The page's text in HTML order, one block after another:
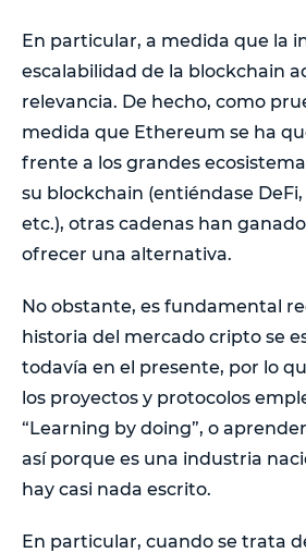
En particular, a medida que la
escalabilidad de la blockchain
relevancia. De hecho, como
medida que Ethereum se ha
frente a los grandes
su blockchain (entiéndase DeFi,
etc.), otras cadenas han
ofrecer una alternativa.
No obstante, es fundamental
historia del mercado cripto se
todavía en el presente, por lo
los proyectos y protocolos
“Learning by doing”, o
así porque es una industria
hay casi nada escrito.
En particular, cuando se trata